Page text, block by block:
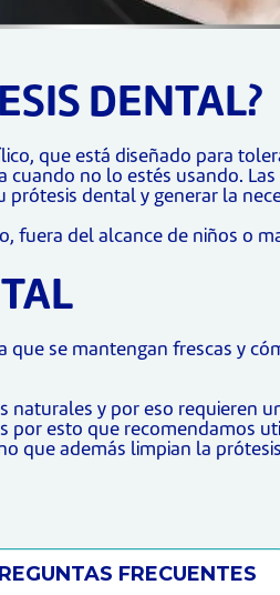
DENTAL?
que está diseñado para
no lo estés usando.
dental y generar la
fuera del alcance de niños o
se mantengan frescas y
naturales y por eso requieren
por esto que recomendamos
que además limpian la
FRECUENTES